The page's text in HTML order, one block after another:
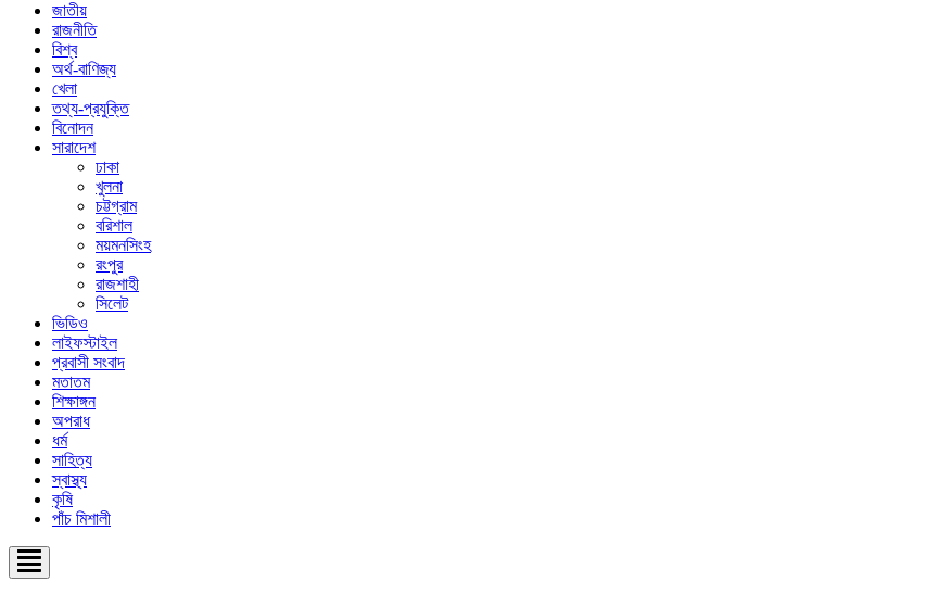
জাতীয়
রাজনীতি
বিশ্ব
অর্থ-বাণিজ্য
খেলা
তথ্য-প্রযুক্তি
বিনোদন
সারাদেশ
ঢাকা
খুলনা
চট্টগ্রাম
বরিশাল
ময়মনসিংহ
রংপুর
রাজশাহী
সিলেট
ভিডিও
লাইফস্টাইল
প্রবাসী সংবাদ
মতাতম
শিক্ষাঙ্গন
অপরাধ
ধর্ম
সাহিত্য
স্বাস্থ্য
কৃষি
পাঁচ মিশালী